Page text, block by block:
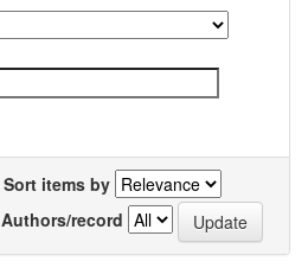
Sort items by
Authors/record